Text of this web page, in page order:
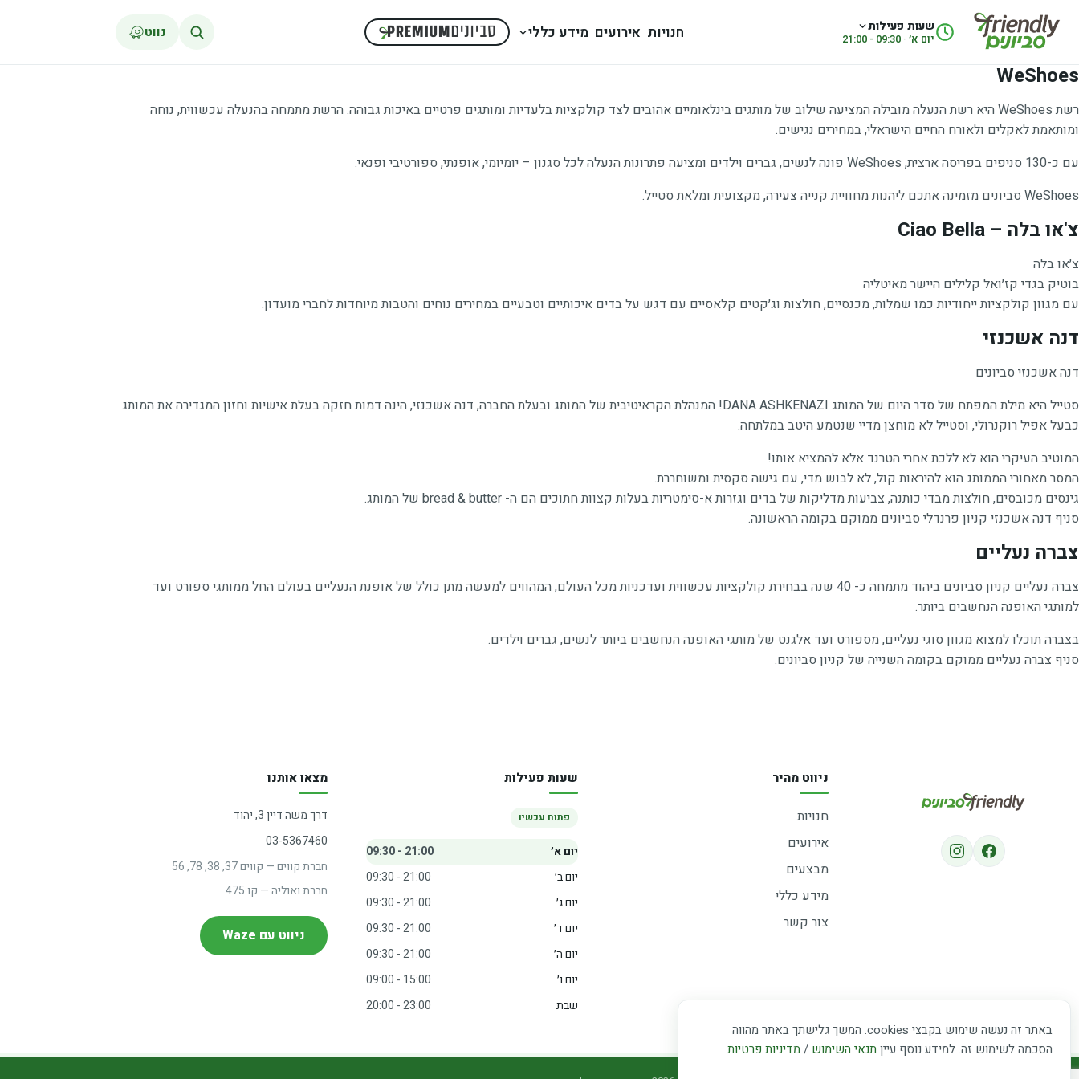
באתר זה נעשה שימוש בקבצי cookies. המשך גלישתך באתר מהווה
הסכמה לשימוש זה. למידע נוסף עיין תנאי השימוש / מדיניות פרטיות
שעות פעילות
יום א׳ · 09:30 - 21:00 חנויות אירועים מידע כללי נווט
WeShoes
רשת WeShoes היא רשת הנעלה מובילה המציעה שילוב של מותגים בינלאומיים אהובים לצד קולקציות בלעדיות ומותגים פרטיים באיכות גבוהה. הרשת מתמחה בהנעלה עכשווית, נוחה
ומותאמת לאקלים ולאורח החיים הישראלי, במחירים נגישים.
עם כ-130 סניפים בפריסה ארצית, WeShoes פונה לנשים, גברים וילדים ומציעה פתרונות הנעלה לכל סגנון – יומיומי, אופנתי, ספורטיבי ופנאי.
WeShoes סביונים מזמינה אתכם ליהנות מחוויית קנייה צעירה, מקצועית ומלאת סטייל.
צ'או בלה – Ciao Bella
צ׳או בלה
בוטיק בגדי קז׳ואל קלילים היישר מאיטליה
עם מגוון קולקציות ייחודיות כמו שמלות, מכנסיים, חולצות וג׳קטים קלאסיים עם דגש על בדים איכותיים וטבעיים במחירים נוחים והטבות מיוחדות לחברי מועדון.
דנה אשכנזי
דנה אשכנזי סביונים
סטייל היא מילת המפתח של סדר היום של המותג DANA ASHKENAZI! המנהלת הקראיטיבית של המותג ובעלת החברה, דנה אשכנזי, הינה דמות חזקה בעלת אישיות וחזון המגדירה את המותג
כבעל אפיל רוקנרולי, וסטייל לא מוחצן מדיי שנטמע היטב במלתחה.
המוטיב העיקרי הוא לא ללכת אחרי הטרנד אלא להמציא אותו!
המסר מאחורי הממותג הוא להיראות קול, לא לבוש מדי, עם גישה סקסית ומשוחררת.
גינסים מכובסים, חולצות מבדי כותנה, צביעות מדליקות של בדים וגזרות א-סימטריות בעלות קצוות חתוכים הם ה- bread & butter של המותג.
סניף דנה אשכנזי קניון פרנדלי סביונים ממוקם בקומה הראשונה.
צברה נעליים
צברה נעליים קניון סביונים ביהוד מתמחה כ- 40 שנה בבחירת קולקציות עכשווית ועדכניות מכל העולם, המהווים למעשה מתן כולל של אופנת הנעליים בעולם החל ממותגי ספורט ועד
למותגי האופנה הנחשבים ביותר.
בצברה תוכלו למצוא מגוון סוגי נעליים, מספורט ועד אלגנט של מותגי האופנה הנחשבים ביותר לנשים, גברים וילדים.
סניף צברה נעליים ממוקם בקומה השנייה של קניון סביונים.
ניווט מהיר
חנויות
אירועים
מבצעים
מידע כללי
צור קשר
שעות פעילות
פתוח עכשיו
יום א׳
09:30 - 21:00
יום ב׳
09:30 - 21:00
יום ג׳
09:30 - 21:00
יום ד׳
09:30 - 21:00
יום ה׳
09:30 - 21:00
יום ו׳
09:00 - 15:00
שבת
20:00 - 23:00
מצאו אותנו
דרך משה דיין 3, יהוד
03-5367460
חברת קווים — קווים 37, 38, 78, 56
חברת ואוליה — קו 475
ניווט עם Waze